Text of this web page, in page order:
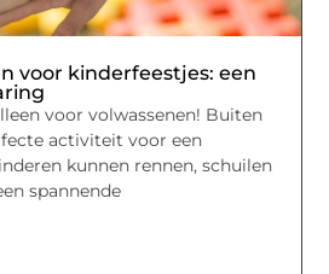
voor kinderfeestjes: een
voor volwassenen! Buiten
activiteit voor een
kunnen rennen, schuilen
spannende